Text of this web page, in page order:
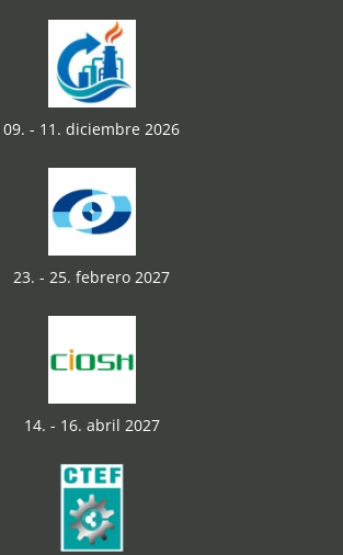
09. - 11. diciembre 2026
23. - 25. febrero 2027
14. - 16. abril 2027